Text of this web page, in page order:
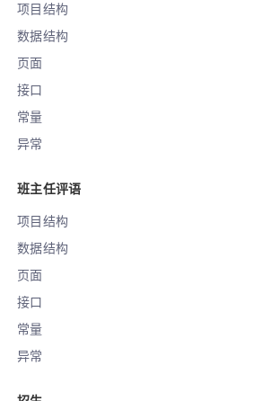
项目结构
数据结构
页面
接口
常量
异常
班主任评语
项目结构
数据结构
页面
接口
常量
异常